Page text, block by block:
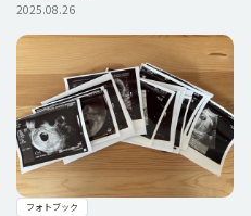
2025.08.26
フォトブック